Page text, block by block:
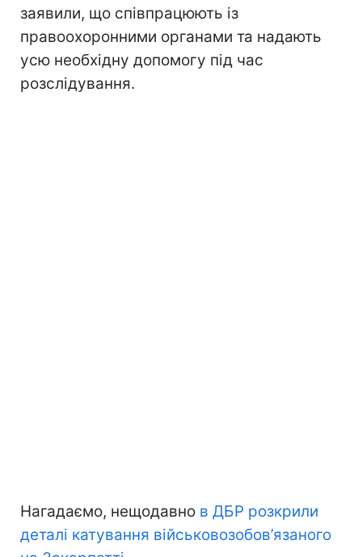
заявили, що співпрацюють із
правоохоронними органами та надають
усю необхідну допомогу під час
розслідування.
Нагадаємо, нещодавно в ДБР розкрили
деталі катування військовозобов’язаного